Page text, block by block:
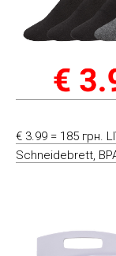
€ 3.99 = 185 грн.
Schneidebrett,